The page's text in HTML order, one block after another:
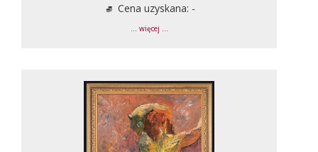
Cena uzyskana: -
... więcej ...